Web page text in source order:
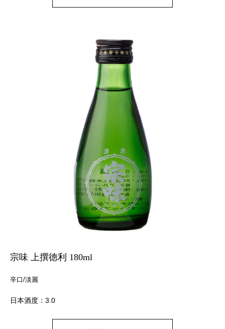
宗味 上撰徳利 180ml
辛口/淡麗
日本酒度：3.0